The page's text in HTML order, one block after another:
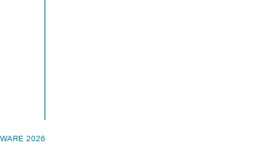
2026